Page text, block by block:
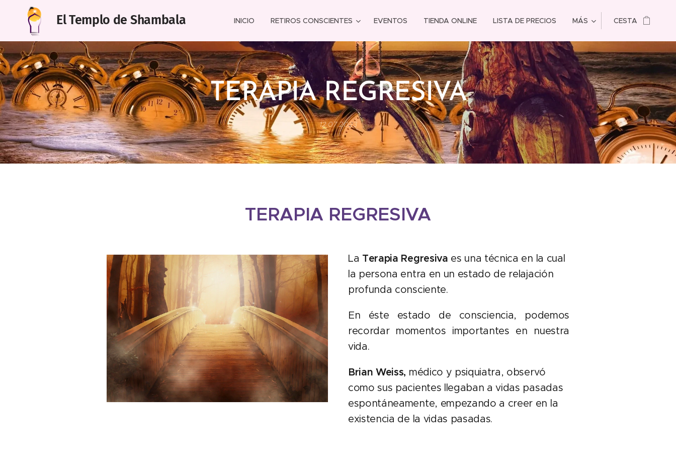
El Templo de Shambala INICIO RETIROS CONSCIENTES EVENTOS TIENDA ONLINE LISTA DE PRECIOS MÁS CESTA
TERAPIA REGRESIVA
12.07.2023
TERAPIA REGRESIVA
La Terapia Regresiva es una técnica en la cual
la persona entra en un estado de relajación
profunda consciente.
En éste estado de consciencia, podemos
recordar momentos importantes en nuestra
vida.
Brian Weiss, médico y psiquiatra, observó
como sus pacientes llegaban a vidas pasadas
espontáneamente, empezando a creer en la
existencia de la vidas pasadas.